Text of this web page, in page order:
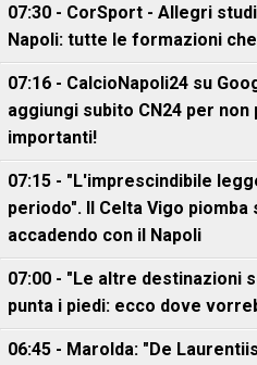
07:30 - CorSport - Allegri
Napoli: tutte le formazioni che
07:16 - CalcioNapoli24 su
aggiungi subito CN24 per
importanti!
07:15 - "L'imprescindibile
periodo". Il Celta Vigo
accadendo con il Napoli
07:00 - "Le altre destinazioni
punta i piedi: ecco dove
06:45 - Marolda: "De